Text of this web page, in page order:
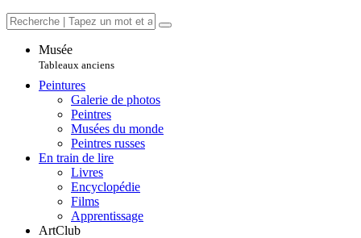
Musée
Tableaux anciens
Peintures
Galerie de photos
Peintres
Musées du monde
Peintres russes
En train de lire
Livres
Encyclopédie
Films
Apprentissage
ArtClub